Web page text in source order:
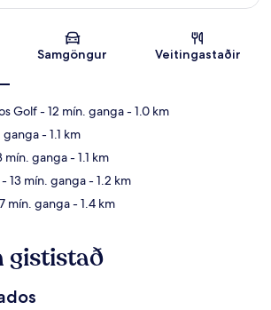
Samgöngur Veitingastaðir
Golf- 12 mín. ganga- 1.0 km
ganga- 1.1 km
mín. ganga- 1.1 km
- 13 mín. ganga- 1.2 km
mín. ganga- 1.4 km
gististað